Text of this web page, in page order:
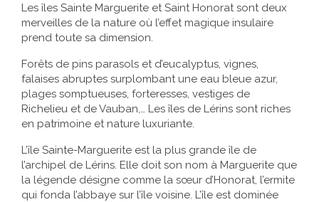
Les îles Sainte Marguerite et Saint Honorat sont deux
merveilles de la nature où l’effet magique insulaire
prend toute sa dimension.
Forêts de pins parasols et d’eucalyptus, vignes,
falaises abruptes surplombant une eau bleue azur,
plages somptueuses, forteresses, vestiges de
Richelieu et de Vauban,… Les îles de Lérins sont riches
en patrimoine et nature luxuriante.
L’île Sainte-Marguerite est la plus grande île de
l’archipel de Lérins. Elle doit son nom à Marguerite que
la légende désigne comme la sœur d’Honorat, l’ermite
qui fonda l’abbaye sur l’île voisine. L’île est dominée